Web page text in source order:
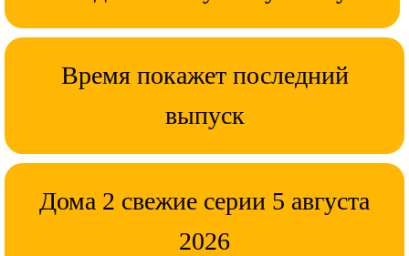
Время покажет последний
выпуск
Дома 2 свежие серии 5 августа
2026